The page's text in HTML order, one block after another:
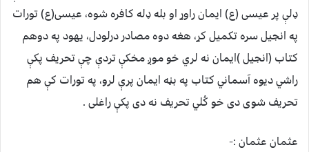
ډلې پر عیسی (ع) ایمان راوړ او بله ډله کافره شوه، عیسی(ع) تورات
په انجیل سره تکمیل کړ، هغه دوه مصادر درلودل، یهود په دوهم
کتاب (انجیل )ایمان نه لري خو موږ مخکې تردې چې تحریف پکې
راشي دیوه آسماني کتاب په بڼه ایمان پرې لرو، په تورات کې هم
تحریف شوی دی خو کُلي تحریف نه دی پکې راغلی .
عثمان عثمان :-